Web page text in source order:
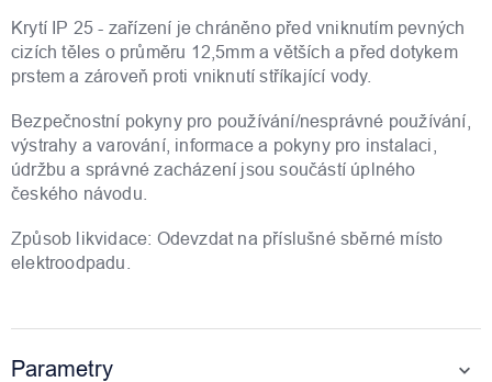
Krytí IP 25 - zařízení je chráněno před vniknutím pevných
cizích těles o průměru 12,5mm a větších a před dotykem
prstem a zároveň proti vniknutí stříkající vody.
Bezpečnostní pokyny pro používání/nesprávné používání,
výstrahy a varování, informace a pokyny pro instalaci,
údržbu a správné zacházení jsou součástí úplného
českého návodu.
Způsob likvidace: Odevzdat na příslušné sběrné místo
elektroodpadu.
Parametry